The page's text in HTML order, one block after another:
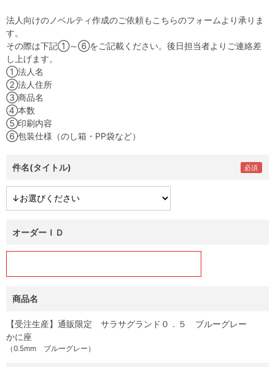
法人向けのノベルティ作成のご依頼もこちらのフォームより承りま
す。
その際は下記①～⑥をご記載ください。後日担当者よりご連絡差
し上げます。
①法人名
②法人住所
③商品名
④本数
⑤印刷内容
⑥包装仕様（のし箱・PP袋など）
件名(タイトル)
オーダーＩＤ
商品名
【受注生産】通販限定 サラサグランド０．５ ブルーグレー
かに座
（0.5mm ブルーグレー）